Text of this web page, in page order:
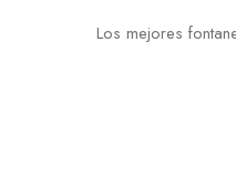
Los mejores